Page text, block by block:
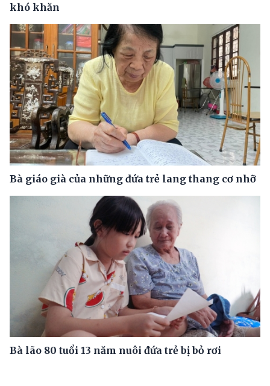
khó khăn
Bà giáo già của những đứa trẻ lang thang cơ nhỡ
Bà lão 80 tuổi 13 năm nuôi đứa trẻ bị bỏ rơi